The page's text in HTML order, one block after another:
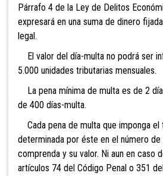
Párrafo 4 de la Ley de Delitos
expresará en una suma de dinero
legal.
El valor del día-multa no podrá ser
5.000 unidades tributarias mensuales.
La pena mínima de multa es de 2
de 400 días-multa.
Cada pena de multa que imponga el
determinada por éste en el número de
comprenda y su valor. Ni aun en caso
artículos 74 del Código Penal o 351